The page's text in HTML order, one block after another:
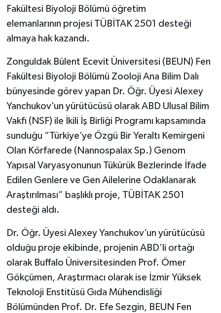
Fakültesi Biyoloji Bölümü öğretim
elemanlarının projesi TÜBİTAK 2501 desteği
almaya hak kazandı.
Zonguldak Bülent Ecevit Üniversitesi (BEUN) Fen
Fakültesi Biyoloji Bölümü Zooloji Ana Bilim Dalı
bünyesinde görev yapan Dr. Öğr. Üyesi Alexey
Yanchukov’un yürütücüsü olarak ABD Ulusal Bilim
Vakfı (NSF) ile İkili İş Birliği Programı kapsamında
sunduğu “Türkiye’ye Özgü Bir Yeraltı Kemirgeni
Olan Körfarede (Nannospalax Sp.) Genom
Yapısal Varyasyonunun Tükürük Bezlerinde İfade
Edilen Genlere ve Gen Ailelerine Odaklanarak
Araştırılması” başlıklı proje, TÜBİTAK 2501
desteği aldı.
Dr. Öğr. Üyesi Alexey Yanchukov’un yürütücüsü
olduğu proje ekibinde, projenin ABD’li ortağı
olarak Buffalo Üniversitesinden Prof. Ömer
Gökçümen, Araştırmacı olarak ise İzmir Yüksek
Teknoloji Enstitüsü Gıda Mühendisliği
Bölümünden Prof. Dr. Efe Sezgin, BEUN Fen